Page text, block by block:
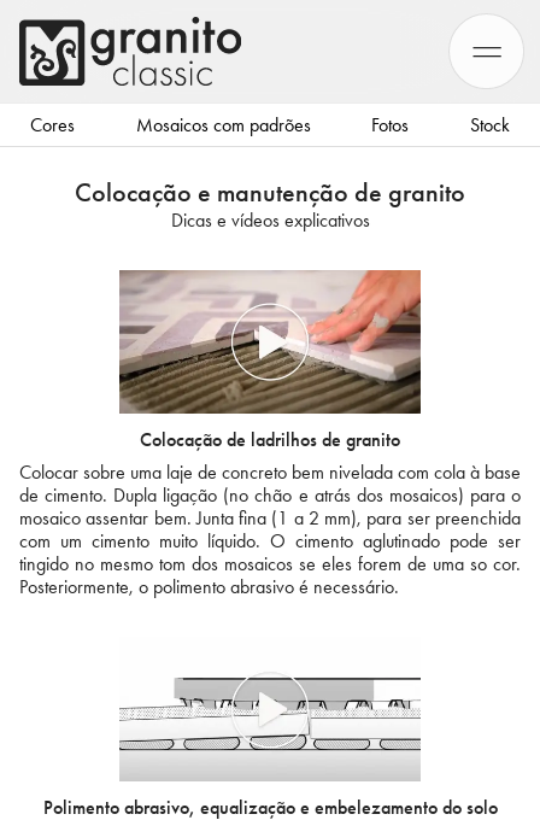
Cores Mosaicos com padrões Fotos Stock
Colocação e manutenção de granito
Dicas e vídeos explicativos
Colocação de ladrilhos de granito
Colocar sobre uma laje de concreto bem nivelada com cola à base
de cimento. Dupla ligação (no chão e atrás dos mosaicos) para o
mosaico assentar bem. Junta fina (1 a 2 mm), para ser preenchida
com um cimento muito líquido. O cimento aglutinado pode ser
tingido no mesmo tom dos mosaicos se eles forem de uma so cor.
Posteriormente, o polimento abrasivo é necessário.
Polimento abrasivo, equalização e embelezamento do solo